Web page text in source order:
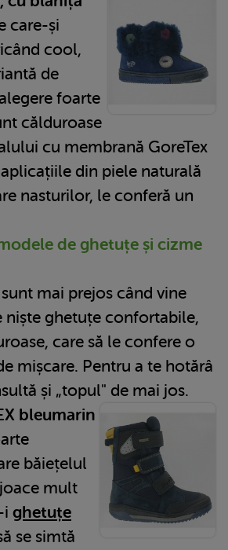
care-și
cool,
de
foarte
călduroase
cu membrană GoreTex
din piele naturală
nasturilor, le conferă un
de ghetuțe și cizme
mai prejos când vine
niște ghetuțe confortabile,
care să le confere o
mișcare. Pentru a te hotărâ
și „topul" de mai jos.
bleumarin
băiețelul
mult
i ghetuțe
se simtă